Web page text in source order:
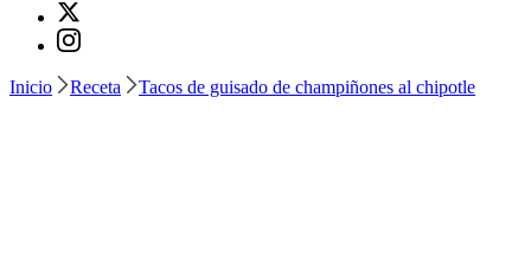
Inicio Receta Tacos de guisado de champiñones al chipotle